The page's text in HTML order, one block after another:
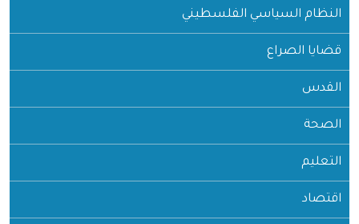
النظام السياسي الفلسطيني
قضايا الصراع
القدس
الصحة
التعليم
اقتصاد